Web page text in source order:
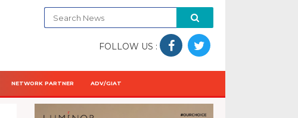
FOLLOW US :
NETWORK PARTNER ADV/GIAT